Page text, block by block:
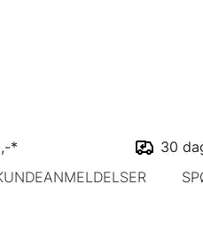
* 30